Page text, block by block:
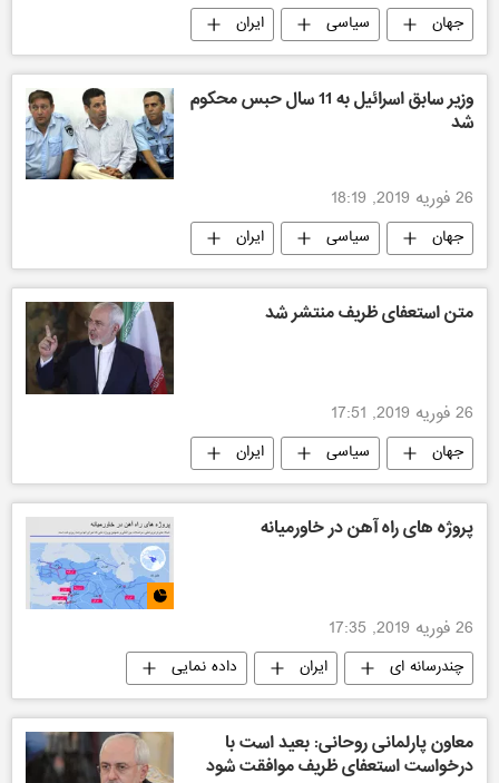
جهان سیاسی ایران
وزیر سابق اسرائیل به 11 سال حبس محکوم
شد
26 فوریه 2019, 18:19
جهان سیاسی ایران
متن استعفای ظریف منتشر شد
26 فوریه 2019, 17:51
جهان سیاسی ایران
پروژه های راه آهن در خاورمیانه
26 فوریه 2019, 17:35
چندرسانه ای ایران داده نمایی
معاون پارلمانی روحانی: بعید است با
درخواست استعفای ظریف موافقت شود